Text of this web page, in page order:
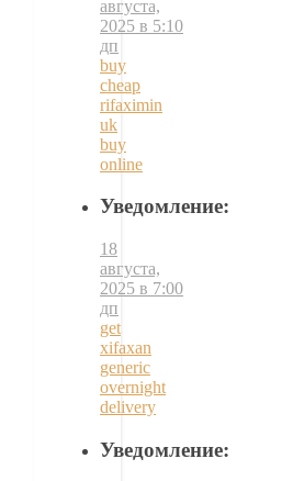
августа,
2025 в 5:10
дп
buy
cheap
rifaximin
uk
buy
online
Уведомление:
18
августа,
2025 в 7:00
дп
get
xifaxan
generic
overnight
delivery
Уведомление: